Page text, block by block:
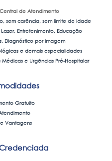
de Atendimento
sem carência, sem limite de idade
Entretenimento, Educação
Diagnóstico por imagem
e demais especialidades
e Urgências Pré-Hospitalar
Gratuito
Vantagens